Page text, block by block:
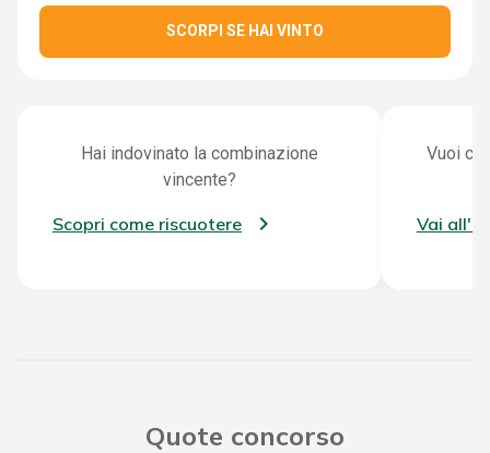
SCORPI SE HAI VINTO
Hai indovinato la combinazione
vincente?
Scopri come riscuotere
Vuoi
Vai
Quote concorso